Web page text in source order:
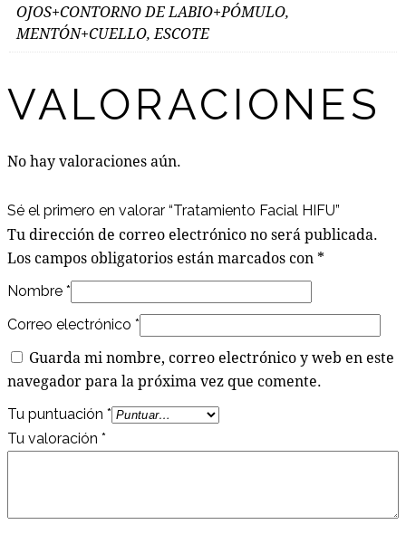
OJOS+CONTORNO DE LABIO+PÓMULO,
MENTÓN+CUELLO, ESCOTE
VALORACIONES
No hay valoraciones aún.
Sé el primero en valorar “Tratamiento Facial HIFU”
Tu dirección de correo electrónico no será publicada.
Los campos obligatorios están marcados con *
Nombre *
Correo electrónico *
Guarda mi nombre, correo electrónico y web en este
navegador para la próxima vez que comente.
Tu puntuación *
Tu valoración *